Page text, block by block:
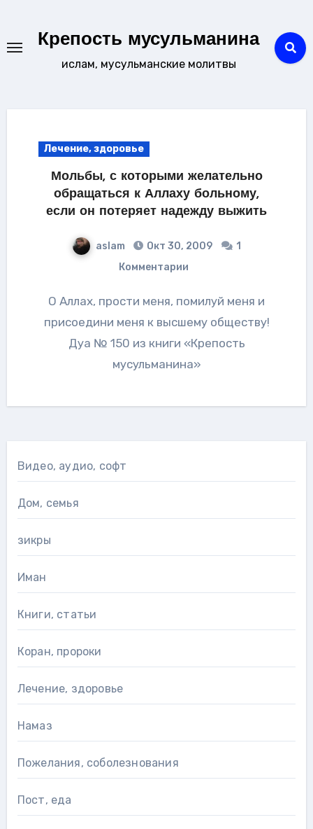
содержаниюКрепость мусульманина
ислам, мусульманские молитвы
Лечение, здоровье
Мольбы, с которыми желательно
обращаться к Аллаху больному,
если он потеряет надежду выжить
aslam Окт 30, 2009
1
Комментарии
О Аллах, прости меня, помилуй меня и
присоедини меня к высшему обществу!
Дуа № 150 из книги «Крепость
мусульманина»
Видео, аудио, софт
Дом, семья
зикры
Иман
Книги, статьи
Коран, пророки
Лечение, здоровье
Намаз
Пожелания, соболезнования
Пост, еда